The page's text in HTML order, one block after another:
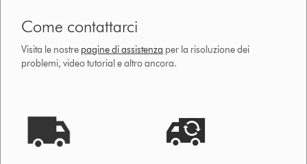
Come contattarci
Visita le nostre pagine di assistenza per la risoluzione dei
problemi, video tutorial e altro ancora.